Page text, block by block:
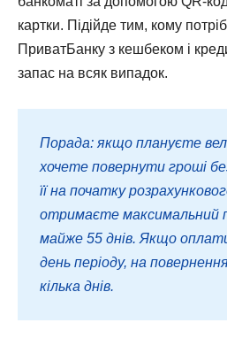
картки. Підійде тим, кому
ПриватБанку з кешбеком і
запас на всяк випадок.
Порада: якщо плануєте
хочете повернути гроші
її на початку
отримаєте максимальний
майже 55 днів. Якщо
день періоду, на
кілька днів.